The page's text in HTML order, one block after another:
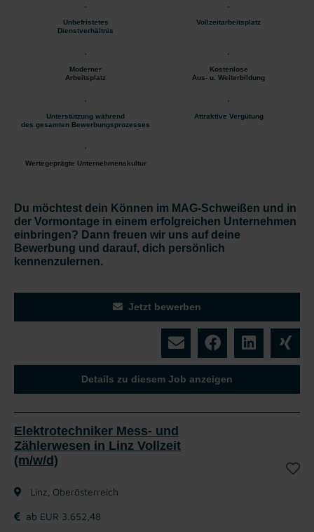
Unbefristetes
Dienstverhältnis
Vollzeitarbeitsplatz
Moderner
Arbeitsplatz
Kostenlose
Aus- u. Weiterbildung
Unterstützung während
des gesamten Bewerbungsprozesses
Attraktive Vergütung
Wertegeprägte Unternehmenskultur
Du möchtest dein Können im MAG-Schweißen und in
der Vormontage in einem erfolgreichen Unternehmen
einbringen? Dann freuen wir uns auf deine
Bewerbung und darauf, dich persönlich
kennenzulernen.
Jetzt bewerben
Details zu diesem Job anzeigen
Elektrotechniker Mess- und
Zählerwesen in Linz Vollzeit
(m/w/d)
Linz, Oberösterreich
ab EUR 3.652,48